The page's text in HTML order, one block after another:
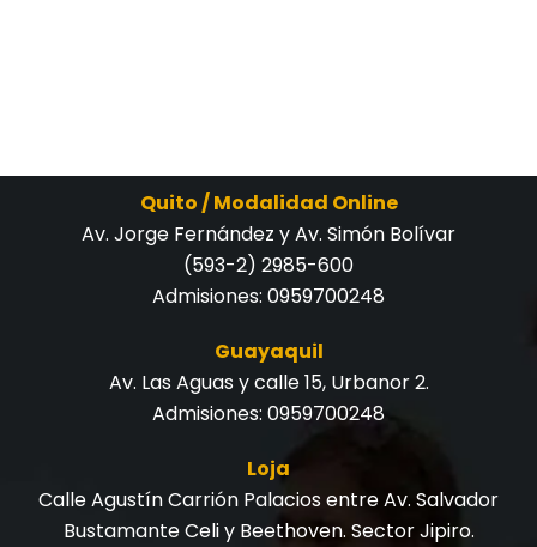
Quito / Modalidad Online
Av. Jorge Fernández y Av. Simón Bolívar
(593-2) 2985-600
Admisiones: 0959700248
Guayaquil
Av. Las Aguas y calle 15, Urbanor 2.
Admisiones: 0959700248
Loja
Calle Agustín Carrión Palacios entre Av. Salvador
Bustamante Celi y Beethoven. Sector Jipiro.